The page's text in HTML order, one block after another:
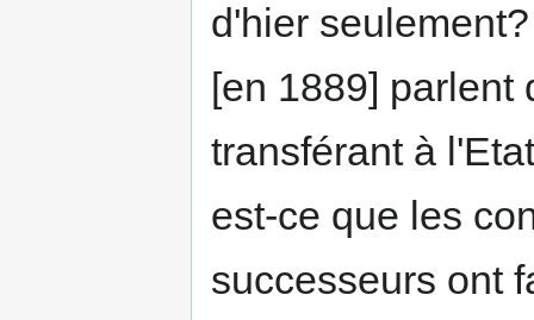
d'hier
[en 1889] parlent
transférant à
est-ce que les
successeurs ont